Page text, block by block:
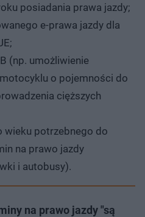
posiadania prawa jazdy;
e-prawa jazdy dla
(np. umożliwienie
o pojemności do
cięższych
wieku potrzebnego do
na prawo jazdy
i autobusy).
na prawo jazdy "są